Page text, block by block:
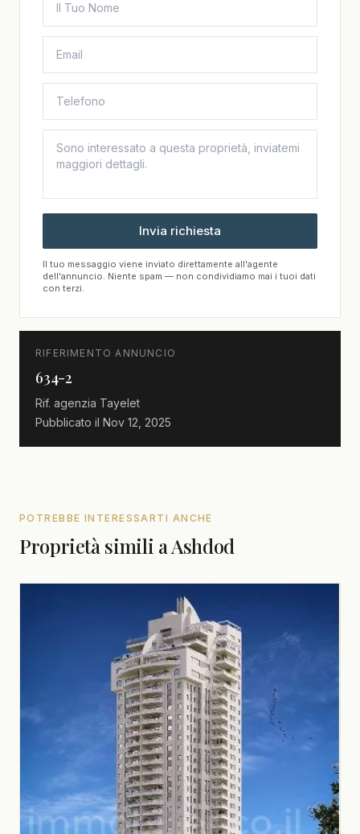
Invia richiesta
Il tuo messaggio viene inviato direttamente all'agente
dell'annuncio. Niente spam — non condividiamo mai i tuoi dati
con terzi.
RIFERIMENTO ANNUNCIO
634-2
Rif. agenzia Tayelet
Pubblicato il Nov 12, 2025
POTREBBE INTERESSARTI ANCHE
Proprietà simili a Ashdod